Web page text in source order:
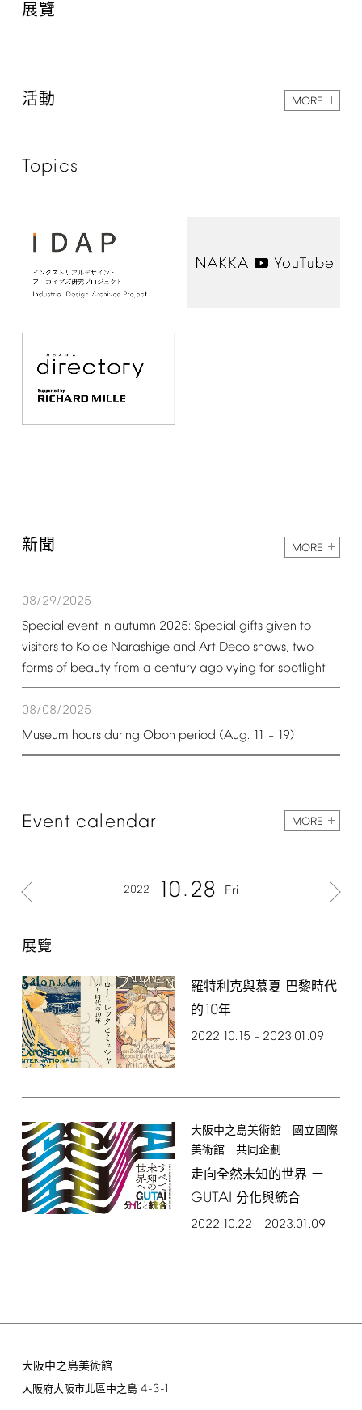
展覽
活動 MORE
Topics
新聞 MORE
08/29/2025
Special event in autumn 2025: Special gifts given to
visitors to Koide Narashige and Art Deco shows, two
forms of beauty from a century ago vying for spotlight
08/08/2025
Museum hours during Obon period (Aug. 11 – 19)
Event calendar MORE
2022 10 28 Fri
展覽
羅特利克與慕夏 巴黎時代
的 10年
2022.10.15 – 2023.01.09
大阪中之島美術館 國立國際
美術館 共同企劃
走向全然未知的世界 ー
GUTAI 分化與統合
2022.10.22 – 2023.01.09
大阪中之島美術館
大阪府大阪市北區中之島 4-3-1